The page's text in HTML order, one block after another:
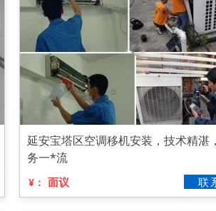
延安宝塔区空调移机安装，技术精湛
务一*流
¥： 面议 联